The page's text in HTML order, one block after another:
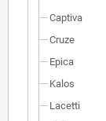
Captiva
Cruze
Epica
Kalos
Lacetti